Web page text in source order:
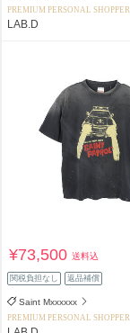
PREMIUM PERSONAL SHOPPER
LAB.D
¥73,500送料込
関税負担なし 返品補償
Saint Mxxxxxx
PREMIUM PERSONAL SHOPPER